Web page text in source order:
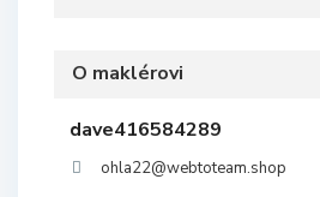
O maklérovi
dave416584289
ohla22@webtoteam.shop